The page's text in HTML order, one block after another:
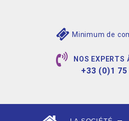
Minimum de
NOS EXPERTS
+33 (0)1